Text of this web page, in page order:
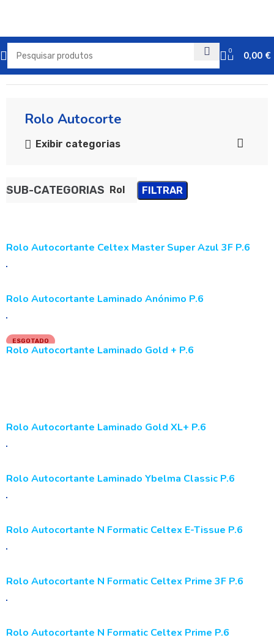
0 0,00 €
Início Papel | Divisão Industrial
Rolo Autocorte
Exibir categorias
SUB-CATEGORIAS Rolo Autocorte
FILTRAR
Rolo Autocortante Celtex Master Super Azul 3F P.6
Rolo Autocortante Laminado Anónimo P.6
ESGOTADO
Rolo Autocortante Laminado Gold + P.6
Rolo Autocortante Laminado Gold XL+ P.6
Rolo Autocortante Laminado Ybelma Classic P.6
Rolo Autocortante N Formatic Celtex E-Tissue P.6
Rolo Autocortante N Formatic Celtex Prime 3F P.6
Rolo Autocortante N Formatic Celtex Prime P.6